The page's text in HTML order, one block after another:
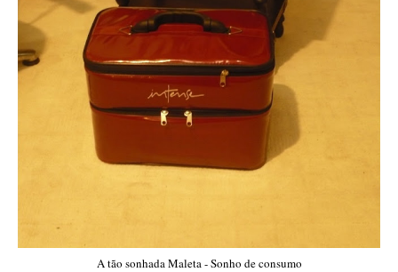
A tão sonhada Maleta - Sonho de consumo